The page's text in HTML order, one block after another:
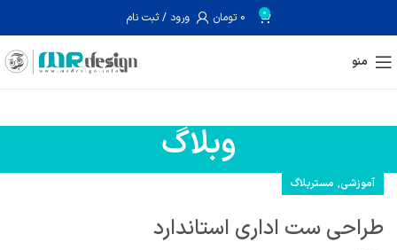
0
0 تومان ورود / ثبت نام
منو
وبلاگ
آموزشی, مستربلاگ
طراحی ست اداری استاندارد